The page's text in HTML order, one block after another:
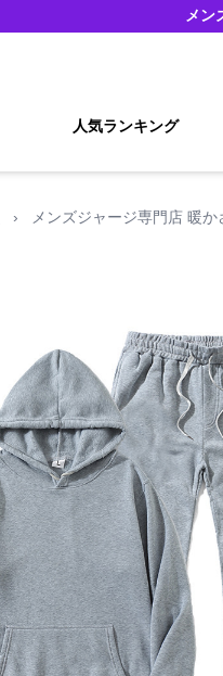
メン
人気ランキング
› メンズジャージ専門店 暖